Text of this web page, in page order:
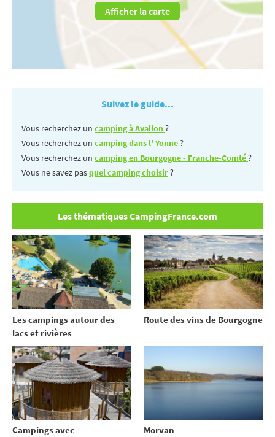
Afficher la carte
Suivez le guide...
Vous recherchez un camping à Avallon?
Vous recherchez un camping dans l' Yonne?
Vous recherchez un camping en Bourgogne - Franche-Comté?
Vous ne savez pasquel camping choisir?
Les thématiques CampingFrance.com
Les campings autour des
lacs et rivières
Route des vins de Bourgogne
Campings avec
Morvan